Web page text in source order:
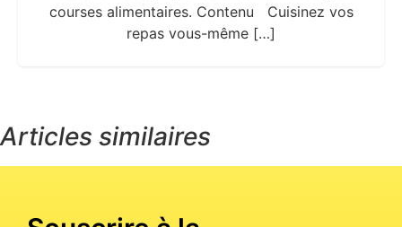
courses alimentaires. Contenu Cuisinez vos
repas vous-même […]
Articles similaires